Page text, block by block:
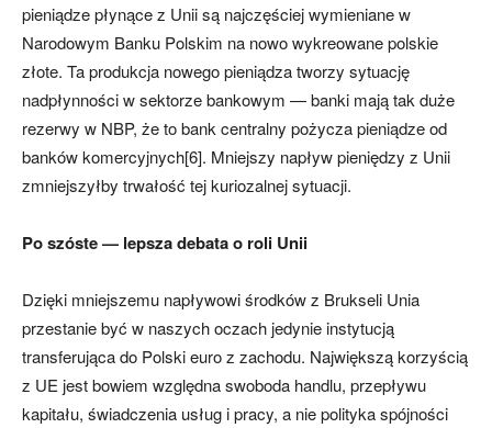
pieniądze płynące z Unii są najczęściej wymieniane w
Narodowym Banku Polskim na nowo wykreowane polskie
złote. Ta produkcja nowego pieniądza tworzy sytuację
nadpłynności w sektorze bankowym — banki mają tak duże
rezerwy w NBP, że to bank centralny pożycza pieniądze od
banków komercyjnych[6]. Mniejszy napływ pieniędzy z Unii
zmniejszyłby trwałość tej kuriozalnej sytuacji.
Po szóste — lepsza debata o roli Unii
Dzięki mniejszemu napływowi środków z Brukseli Unia
przestanie być w naszych oczach jedynie instytucją
transferująca do Polski euro z zachodu. Największą korzyścią
z UE jest bowiem względna swoboda handlu, przepływu
kapitału, świadczenia usług i pracy, a nie polityka spójności